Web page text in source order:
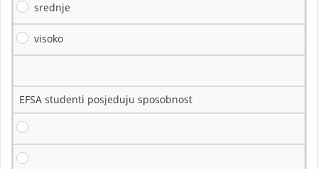
srednje
visoko
EFSA studenti posjeduju sposobnost